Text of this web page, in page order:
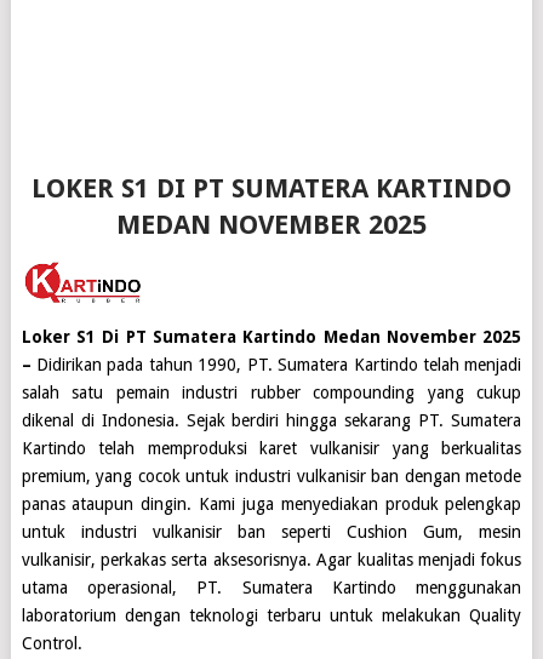
LOKER S1 DI PT SUMATERA KARTINDO
MEDAN NOVEMBER 2025
Loker S1 Di PT Sumatera Kartindo Medan November 2025
– Didirikan pada tahun 1990, PT. Sumatera Kartindo telah menjadi
salah satu pemain industri rubber compounding yang cukup
dikenal di Indonesia. Sejak berdiri hingga sekarang PT. Sumatera
Kartindo telah memproduksi karet vulkanisir yang berkualitas
premium, yang cocok untuk industri vulkanisir ban dengan metode
panas ataupun dingin. Kami juga menyediakan produk pelengkap
untuk industri vulkanisir ban seperti Cushion Gum, mesin
vulkanisir, perkakas serta aksesorisnya. Agar kualitas menjadi fokus
utama operasional, PT. Sumatera Kartindo menggunakan
laboratorium dengan teknologi terbaru untuk melakukan Quality
Control.